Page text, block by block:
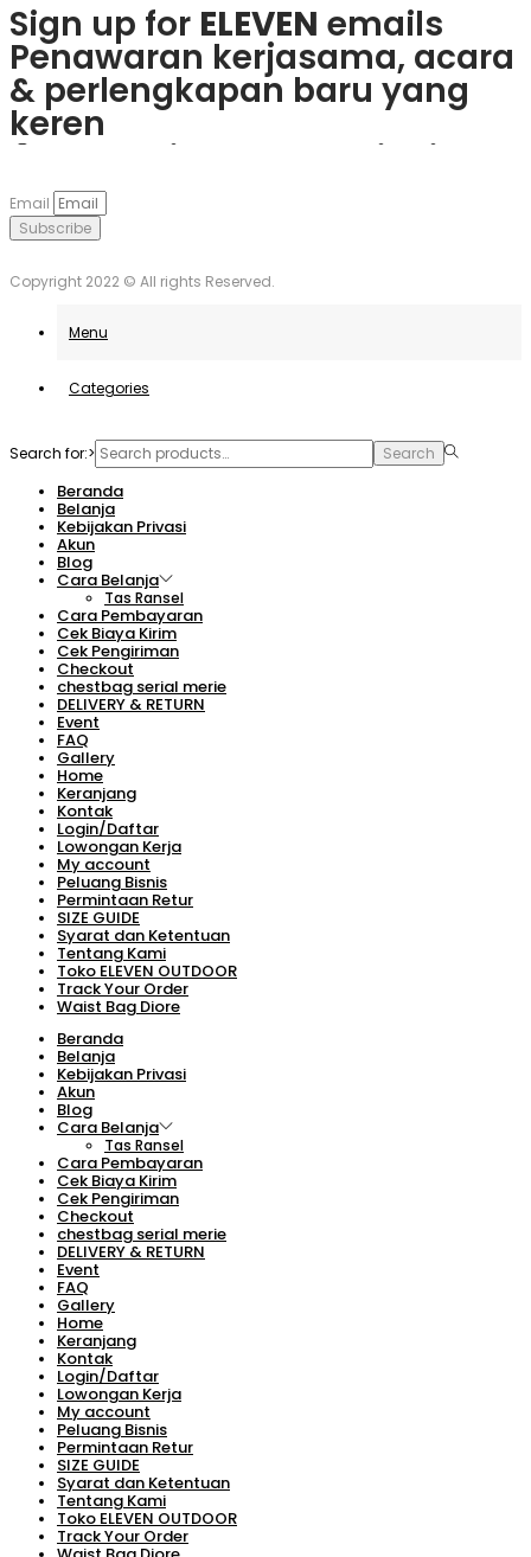
Sign up for ELEVEN emails
Penawaran kerjasama, acara
& perlengkapan baru yang
keren
Rasakan keseruan plinko slot
dan menangkan hadiah
nyata langsung dari ponsel
Mainkan 1win dan nikmati
berbagai bonus menarik dan
game populer.
Če obožujete vznemirjenje
igralnic, je
mesto. Uživajte v igrah in
muy sencillo y divertido!
Email
Subscribe
Copyright 2022 © All rights Reserved.
Menu
Categories
Search for:> Search
Beranda
Belanja
Kebijakan Privasi
Akun
Blog
Cara Belanja
Tas Ransel
Cara Pembayaran
Cek Biaya Kirim
Cek Pengiriman
Checkout
chestbag serial merie
DELIVERY & RETURN
Event
FAQ
Gallery
Home
Keranjang
Kontak
Login/Daftar
Lowongan Kerja
My account
Peluang Bisnis
Permintaan Retur
SIZE GUIDE
Syarat dan Ketentuan
Tentang Kami
Toko ELEVEN OUTDOOR
Track Your Order
Waist Bag Diore
Beranda
Belanja
Kebijakan Privasi
Akun
Blog
Cara Belanja
Tas Ransel
Cara Pembayaran
Cek Biaya Kirim
Cek Pengiriman
Checkout
chestbag serial merie
DELIVERY & RETURN
Event
FAQ
Gallery
Home
Keranjang
Kontak
Login/Daftar
Lowongan Kerja
My account
Peluang Bisnis
Permintaan Retur
SIZE GUIDE
Syarat dan Ketentuan
Tentang Kami
Toko ELEVEN OUTDOOR
Track Your Order